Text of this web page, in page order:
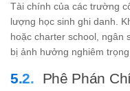
Tài chính của các trường
lượng học sinh ghi danh.
hoặc charter school, ngân
bị ảnh hưởng nghiêm trọng.
Phê Phán